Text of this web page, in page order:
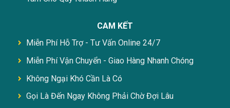
CAM KẾT
Miễn Phí Hỗ Trợ - Tư Vấn Online 24/7
Miễn Phí Vận Chuyển - Giao Hàng Nhanh Chóng
Không Ngại Khó Cần Là Có
Gọi Là Đến Ngay Không Phải Chờ Đợi Lâu